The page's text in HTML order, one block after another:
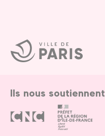
Ville
de
Paris
Ils nous soutiennent